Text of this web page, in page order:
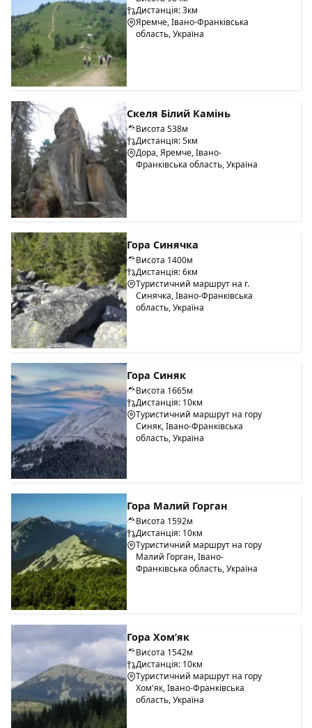
Дистанція: 3км
Яремче, Івано-Франківська
область, Україна
Скеля Білий Камінь
Висота 538м
Дистанція: 5км
Дора, Яремче, Івано-
Франківська область, Україна
Гора Синячка
Висота 1400м
Дистанція: 6км
Туристичний маршрут на г.
Синячка, Івано-Франківська
область, Україна
Гора Синяк
Висота 1665м
Дистанція: 10км
Туристичний маршрут на гору
Синяк, Івано-Франківська
область, Україна
Гора Малий Горган
Висота 1592м
Дистанція: 10км
Туристичний маршрут на гору
Малий Горган, Івано-
Франківська область, Україна
Гора Хом’як
Висота 1542м
Дистанція: 10км
Туристичний маршрут на гору
Хом'як, Івано-Франківська
область, Україна